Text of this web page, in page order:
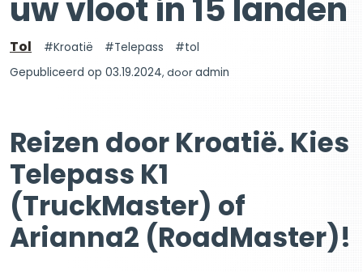
uw vloot in 15 landen
Tol Kroatië Telepass
tol
Gepubliceerd op 03.19.2024, dooradmin
Reizen door Kroatië. Kies
Telepass K1
(TruckMaster) of
Arianna2 (RoadMaster)!